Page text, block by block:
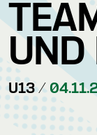
UND
U13 /